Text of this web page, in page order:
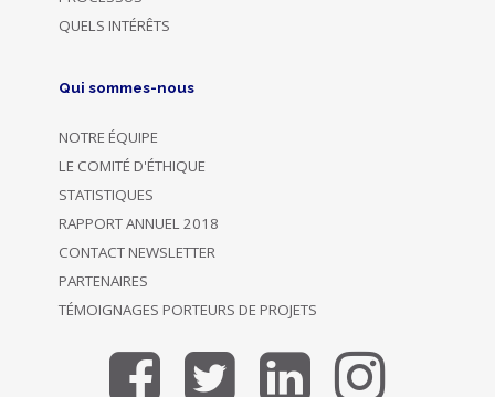
QUELS INTÉRÊTS
Qui sommes-nous
NOTRE ÉQUIPE
LE COMITÉ D'ÉTHIQUE
STATISTIQUES
RAPPORT ANNUEL 2018
CONTACT NEWSLETTER
PARTENAIRES
TÉMOIGNAGES PORTEURS DE PROJETS